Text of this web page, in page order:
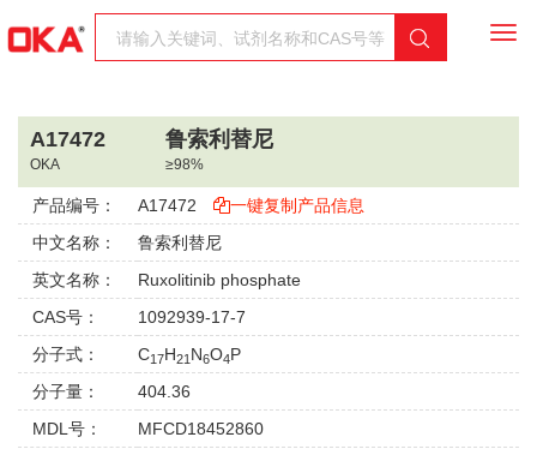
A17472
OKA
鲁索利替尼
≥98%
产品编号： A17472
一键复制产品信息
中文名称：
鲁索利替尼
英文名称：
Ruxolitinib phosphate
CAS号：
1092939-17-7
分子式：
C17H21 N6O4P
分子量：
404.36
MDL号：
MFCD18452860